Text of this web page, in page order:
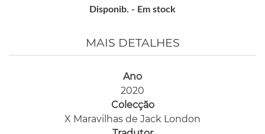
Disponib. - Em stock
MAIS DETALHES
Ano
2020
Colecção
X Maravilhas de Jack London